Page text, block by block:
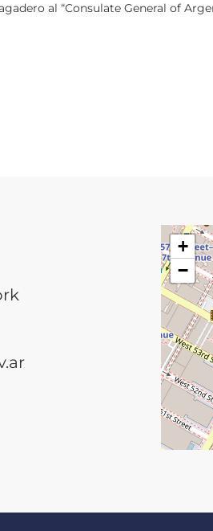
al “Consulate General of
+
−